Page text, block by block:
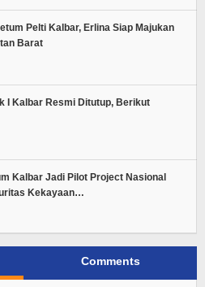
Pelti Kalbar, Erlina Siap Majukan
Barat
I Kalbar Resmi Ditutup, Berikut
Kalbar Jadi Pilot Project Nasional
Kekayaan…
Comments